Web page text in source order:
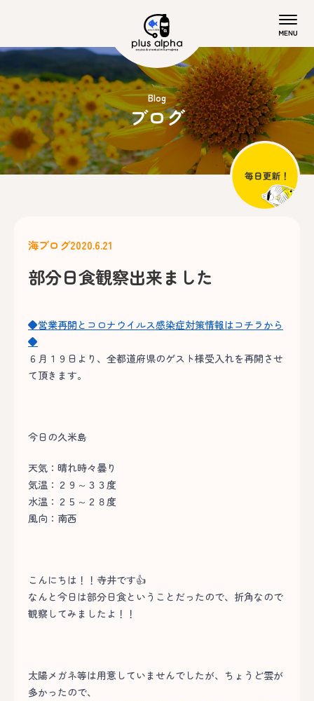
Blog
ブログ
海ブログ2020.6.21
部分日食観察出来ました
◆営業再開とコロナウイルス感染症対策情報はコチラから
◆
６月１９日より、全都道府県のゲスト様受入れを再開させ
て頂きます。
今日の久米島
天気：晴れ時々曇り
気温：２９～３３度
水温：２５～２８度
風向：南西
こんにちは！！寺井です👍
なんと今日は部分日食ということだったので、折角なので
観察してみましたよ！！
太陽メガネ等は用意していませんでしたが、ちょうど雲が
多かったので、